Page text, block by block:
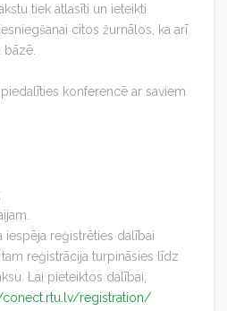
tiek atlasīti un ieteikti
citos žurnālos, ka arī
bāzē.
konferencē ar saviem
iespēja reģistrēties dalībai
reģistrācija turpināsies līdz
Lai pieteiktos dalībai,
conect.rtu.lv/registration/